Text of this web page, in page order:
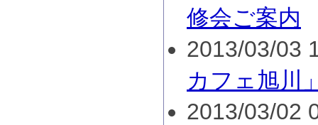
修会ご案内
2013/03/03
カフェ旭川
2013/03/02